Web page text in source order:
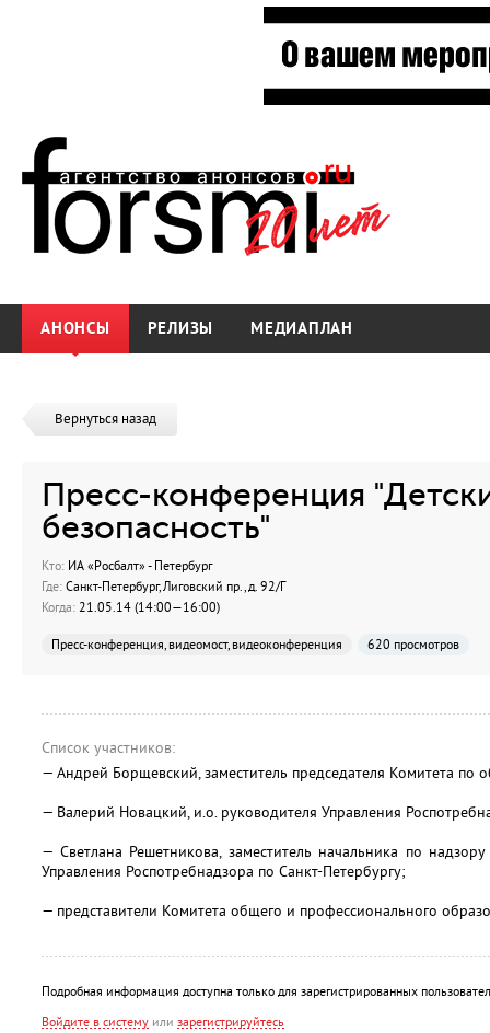
АНОНСЫ РЕЛИЗЫ МЕДИАПЛАН
Вернуться назад
Пресс-конференция
безопасность"
Кто: ИА «Росбалт» - Петербург
Где: Санкт-Петербург, Лиговский пр., д. 92/Г
Когда: 21.05.14 (14:00—16:00)
Пресс-конференция, видеомост, видеоконференция 620 просмотров
Список участников:
— Андрей Борщевский, заместитель председателя Комитета по
— Валерий Новацкий, и.о. руководителя Управления
— Светлана Решетникова, заместитель начальника по
Управления Роспотребнадзора по Санкт-Петербургу;
— представители Комитета общего и профессионального
Подробная информация доступна только для зарегистрированных
Войдите в систему или зарегистрируйтесь